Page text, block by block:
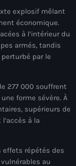
explosif mêlant
économique.
armés, tandis
par le
277 000 souffrent
forme sévère. À
supérieurs de
à la
effets répétés des
au